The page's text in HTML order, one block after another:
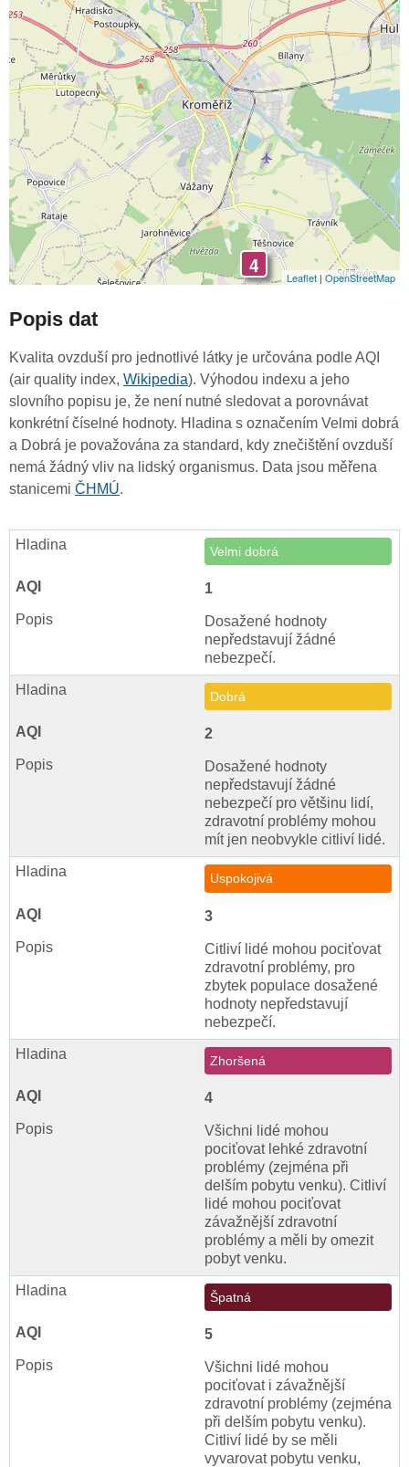
4
Leaflet | OpenStreetMap
Popis dat
Kvalita ovzduší pro jednotlivé látky je určována podle AQI
(air quality index, Wikipedia). Výhodou indexu a jeho
slovního popisu je, že není nutné sledovat a porovnávat
konkrétní číselné hodnoty. Hladina s označením Velmi dobrá
a Dobrá je považována za standard, kdy znečištění ovzduší
nemá žádný vliv na lidský organismus. Data jsou měřena
stanicemi ČHMÚ.
Velmi dobrá
1
Dosažené hodnoty
nepředstavují žádné
nebezpečí.
Dobrá
2
Dosažené hodnoty
nepředstavují žádné
nebezpečí pro většinu lidí,
zdravotní problémy mohou
mít jen neobvykle citliví lidé.
Uspokojivá
3
Citliví lidé mohou pociťovat
zdravotní problémy, pro
zbytek populace dosažené
hodnoty nepředstavují
nebezpečí.
Zhoršená
4
Všichni lidé mohou
pociťovat lehké zdravotní
problémy (zejména při
delším pobytu venku). Citliví
lidé mohou pociťovat
závažnější zdravotní
problémy a měli by omezit
pobyt venku.
Špatná
5
Všichni lidé mohou
pociťovat i závažnější
zdravotní problémy (zejména
při delším pobytu venku).
Citliví lidé by se měli
vyvarovat pobytu venku,